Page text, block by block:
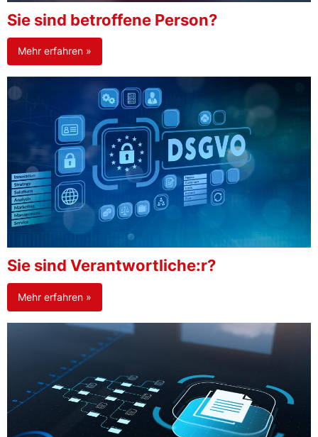
Sie sind betroffene Person?
Mehr erfahren »
Sie sind Verantwortliche:r?
Mehr erfahren »